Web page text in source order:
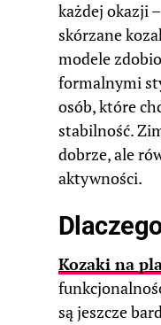
każdej okazji
skórzane
modele
formalnymi
osób, które
stabilność.
dobrze, ale
aktywności.
Kozaki na
są jeszcze